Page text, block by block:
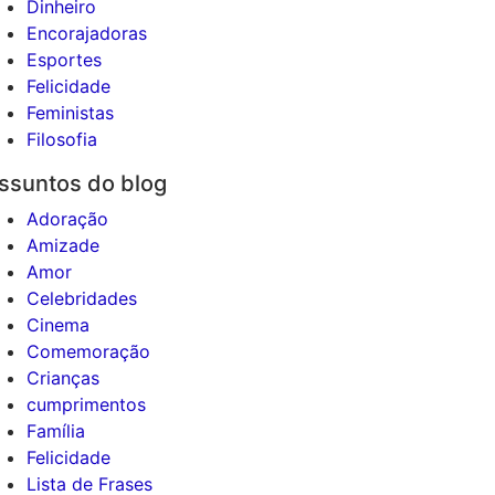
Dinheiro
Encorajadoras
Esportes
Felicidade
Feministas
Filosofia
do blog
Adoração
Amizade
Amor
Celebridades
Cinema
Comemoração
Crianças
cumprimentos
Família
Felicidade
Lista de Frases